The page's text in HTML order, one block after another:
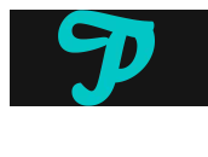
contenu